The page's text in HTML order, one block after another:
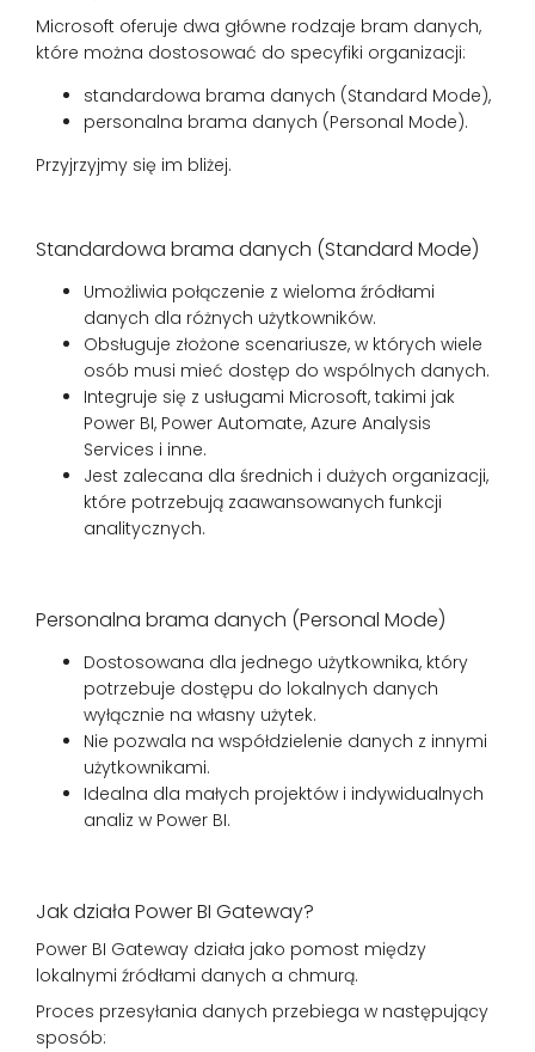
Microsoft oferuje dwa główne rodzaje bram danych,
które można dostosować do specyfiki organizacji:
standardowa brama danych (Standard Mode),
personalna brama danych (Personal Mode).
Przyjrzyjmy się im bliżej.
Standardowa brama danych (Standard Mode)
Umożliwia połączenie z wieloma źródłami
danych dla różnych użytkowników.
Obsługuje złożone scenariusze, w których wiele
osób musi mieć dostęp do wspólnych danych.
Integruje się z usługami Microsoft, takimi jak
Power BI, Power Automate, Azure Analysis
Services i inne.
Jest zalecana dla średnich i dużych organizacji,
które potrzebują zaawansowanych funkcji
analitycznych.
Personalna brama danych (Personal Mode)
Dostosowana dla jednego użytkownika, który
potrzebuje dostępu do lokalnych danych
wyłącznie na własny użytek.
Nie pozwala na współdzielenie danych z innymi
użytkownikami.
Idealna dla małych projektów i indywidualnych
analiz w Power BI.
Jak działa Power BI Gateway?
Power BI Gateway działa jako pomost między
lokalnymi źródłami danych a chmurą.
Proces przesyłania danych przebiega w następujący
sposób: